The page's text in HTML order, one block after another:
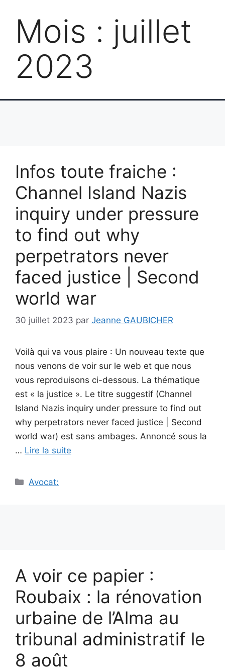
Mois : juillet
2023
Infos toute fraiche :
Channel Island Nazis
inquiry under pressure
to find out why
perpetrators never
faced justice | Second
world war
30 juillet 2023 par Jeanne GAUBICHER
Voilà qui va vous plaire : Un nouveau texte que
nous venons de voir sur le web et que nous
vous reproduisons ci-dessous. La thématique
est « la justice ». Le titre suggestif (Channel
Island Nazis inquiry under pressure to find out
why perpetrators never faced justice | Second
world war) est sans ambages. Annoncé sous la
… Lire la suite
Catégories
Avocat:
A voir ce papier :
Roubaix : la rénovation
urbaine de l’Alma au
tribunal administratif le
8 août